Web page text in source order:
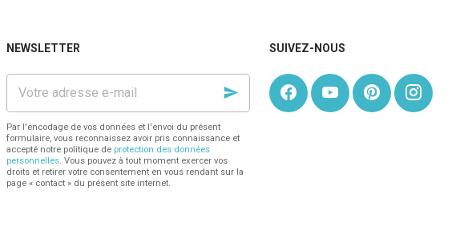
NEWSLETTER
Votre
adresse
e-
mail
Par l'encodage de vos données et l'envoi du présent
formulaire, vous reconnaissez avoir pris connaissance et
accepté notre politique de protection des données
personnelles. Vous pouvez à tout moment exercer vos
droits et retirer votre consentement en vous rendant sur la
page « contact » du présent site internet.
SUIVEZ-NOUS